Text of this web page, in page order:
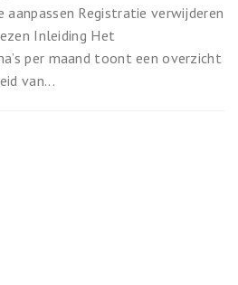
aanpassen Registratie verwijderen
Inleiding Het
per maand toont een overzicht
van...